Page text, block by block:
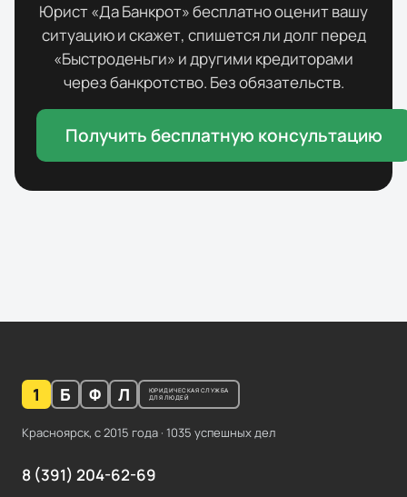
Юрист «Да Банкрот» бесплатно оценит вашу
ситуацию и скажет, спишется ли долг перед
«Быстроденьги» и другими кредиторами
через банкротство. Без обязательств.
Получить бесплатную консультацию
1 Б Ф Л
ЮРИДИЧЕСКАЯ СЛУЖБА
ДЛЯ ЛЮДЕЙ
Красноярск, с2015 года · 1035 успешных дел
8 (391) 204-62-69